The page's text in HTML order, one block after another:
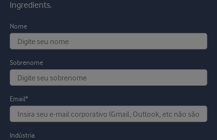
Ingredients.
Nome
Sobrenome
Email*
Indústria